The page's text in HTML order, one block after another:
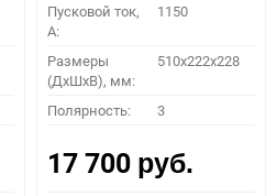
Пусковой ток,
A:
1150
Размеры
(ДхШхВ), мм:
510x222x228
Полярность: 3
17 700 руб.